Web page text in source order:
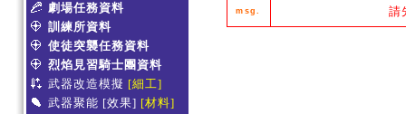
劇場任務資料
訓練所資料
使徒突襲任務資料
烈焰見習騎士團資料
武器改造模擬 [細工]
武器聚能 [效果] [材料]
msg. 請